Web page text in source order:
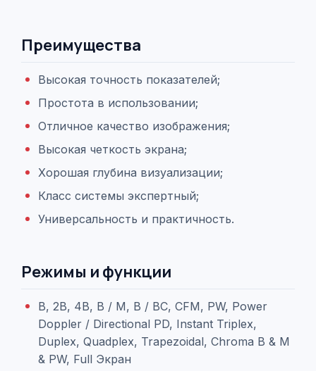
Преимущества
Высокая точность показателей;
Простота в использовании;
Отличное качество изображения;
Высокая четкость экрана;
Хорошая глубина визуализации;
Класс системы экспертный;
Универсальность и практичность.
Режимы и функции
B, 2B, 4B, B / M, B / BC, CFM, PW, Power
Doppler / Directional PD, Instant Triplex,
Duplex, Quadplex, Trapezoidal, Chroma B & M
& PW, Full Экран